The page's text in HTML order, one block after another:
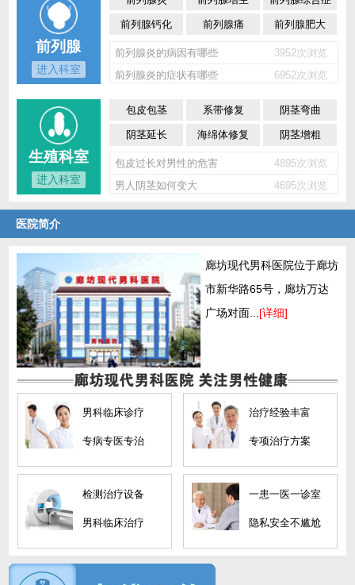
前列腺
进入科室
前列腺钙化 前列腺痛 前列腺肥大
前列腺炎的病因有哪些
3952次浏览
前列腺炎的症状有哪些
6952次浏览
生殖科室
进入科室
包皮包茎 系带修复 阴茎弯曲
阴茎延长 海绵体修复 阴茎增粗
包皮过长对男性的危害
4895次浏览
男人阴茎如何变大
4695次浏览
医院简介
廊坊现代男科医院位于廊坊
市新华路65号，廊坊万达
广场对面... [详细]
男科临床诊疗
专病专医专治
治疗经验丰富
专项治疗方案
检测治疗设备
男科临床治疗
一患一医一诊室
隐私安全不尴尬